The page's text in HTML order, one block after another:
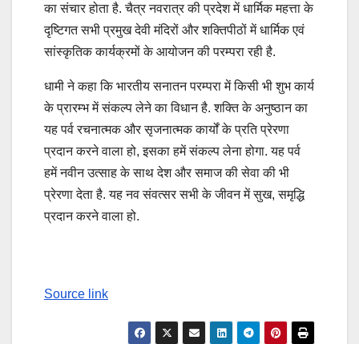
का संचार होता है. चैत्र नवरात्र की प्रदेश में धार्मिक महत्ता के
दृष्टिगत सभी प्रमुख देवी मंदिरों और शक्तिपीठों में धार्मिक एवं
सांस्कृतिक कार्यक्रमों के आयोजन की परम्परा रही है.
धामी ने कहा कि भारतीय सनातन परम्परा में किसी भी शुभ कार्य
के प्रारम्भ में संकल्प लेने का विधान है. शक्ति के अनुष्ठान का
यह पर्व रचनात्मक और सृजनात्मक कार्यों के प्रति प्रेरणा
प्रदान करने वाला हो, इसका हमें संकल्प लेना होगा. यह पर्व
हमें नवीन उत्साह के साथ देश और समाज की सेवा की भी
प्रेरणा देता है. यह नव संवत्सर सभी के जीवन में सुख, समृद्धि
प्रदान करने वाला हो.
Source link